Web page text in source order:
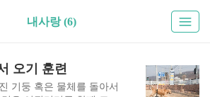
내사랑 (6)
오기 훈련
기둥 혹은 물체를 돌아서